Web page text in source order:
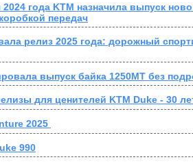
2024 года KTM назначила выпуск
передач
релиз 2025 года: дорожный
выпуск байка 1250MT без
для ценителей KTM Duke - 30
2025
990